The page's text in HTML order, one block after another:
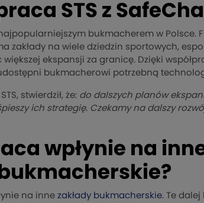
STS z
bukmacherem w Polsce.
zakłady na wiele dziedzin sportowych,
ekspansji za granicę. Dzięki
bukmacherowi potrzebną
stwierdził, że: do dalszych planów
ich strategię. Czekamy na dalszy
wpłynie na
bukmacherskie?
na inne zakłady bukmacherskie. Te